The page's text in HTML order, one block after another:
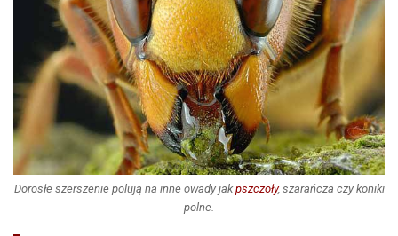
Dorosłe szerszenie polują na inne owady jakpszczoły, szarańcza czy koniki
polne.